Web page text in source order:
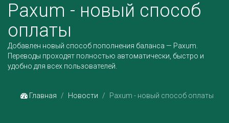
Paxum - новый способ
оплаты
Добавлен новый способ пополнения баланса — Paxum.
Переводы проходят полностью автоматически, быстро и
удобно для всех пользователей.
Главная Новости Paxum - новый способ оплаты